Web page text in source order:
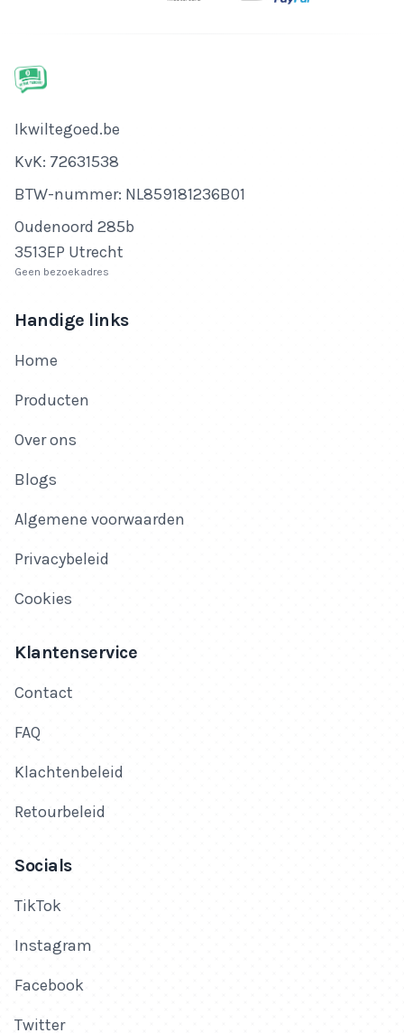
Bedrijfsnaam
Ikwiltegoed.be
KvK-nummer
KvK: 72631538
Btw-nummer
BTW-nummer: NL859181236B01
Adres
Oudenoord 285b
3513EP Utrecht
Geen bezoekadres
Handige links
Home
Producten
Over ons
Blogs
Algemene voorwaarden
Privacybeleid
Cookies
Klantenservice
Contact
FAQ
Klachtenbeleid
Retourbeleid
Socials
TikTok
Instagram
Facebook
Twitter